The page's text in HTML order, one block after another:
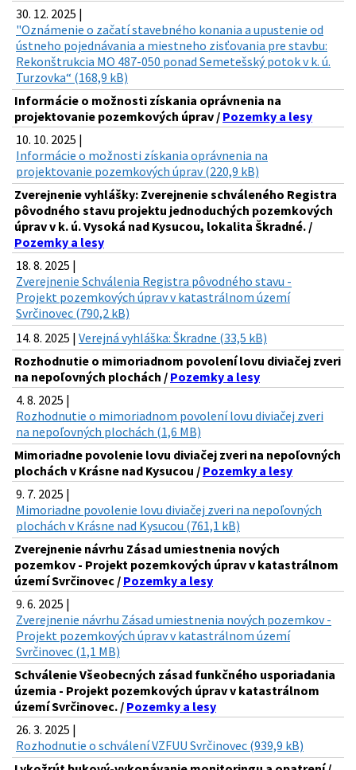
30. 12. 2025 |
"Oznámenie o začatí stavebného konania a upustenie od
ústneho pojednávania a miestneho zisťovania pre stavbu:
Rekonštrukcia MO 487-050 ponad Semetešský potok v k. ú.
Turzovka“ (168,9 kB)
Informácie o možnosti získania oprávnenia na
projektovanie pozemkových úprav / Pozemky a lesy
10. 10. 2025 |
Informácie o možnosti získania oprávnenia na
projektovanie pozemkových úprav (220,9 kB)
Zverejnenie vyhlášky: Zverejnenie schváleného Registra
pôvodného stavu projektu jednoduchých pozemkových
úprav v k. ú. Vysoká nad Kysucou, lokalita Škradné. /
Pozemky a lesy
18. 8. 2025 |
Zverejnenie Schválenia Registra pôvodného stavu -
Projekt pozemkových úprav v katastrálnom území
Svrčinovec (790,2 kB)
14. 8. 2025 | Verejná vyhláška: Škradne (33,5 kB)
Rozhodnutie o mimoriadnom povolení lovu diviačej zveri
na nepoľovných plochách / Pozemky a lesy
4. 8. 2025 |
Rozhodnutie o mimoriadnom povolení lovu diviačej zveri
na nepoľovných plochách (1,6 MB)
Mimoriadne povolenie lovu diviačej zveri na nepoľovných
plochách v Krásne nad Kysucou / Pozemky a lesy
9. 7. 2025 |
Mimoriadne povolenie lovu diviačej zveri na nepoľovných
plochách v Krásne nad Kysucou (761,1 kB)
Zverejnenie návrhu Zásad umiestnenia nových
pozemkov - Projekt pozemkových úprav v katastrálnom
území Svrčinovec / Pozemky a lesy
9. 6. 2025 |
Zverejnenie návrhu Zásad umiestnenia nových pozemkov -
Projekt pozemkových úprav v katastrálnom území
Svrčinovec (1,1 MB)
Schválenie Všeobecných zásad funkčného usporiadania
územia - Projekt pozemkových úprav v katastrálnom
území Svrčinovec. / Pozemky a lesy
26. 3. 2025 |
Rozhodnutie o schválení VZFUU Svrčinovec (939,9 kB)